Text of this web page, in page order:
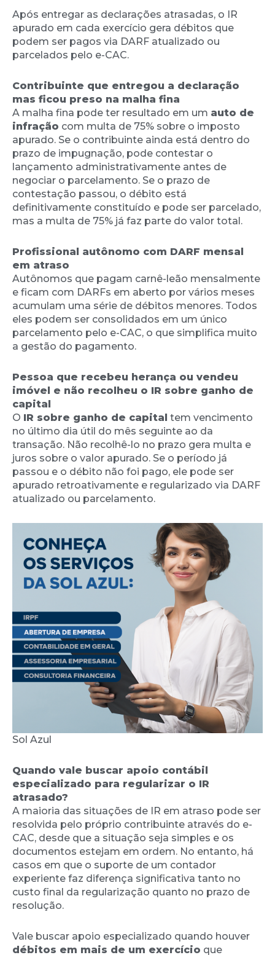
Após entregar as declarações atrasadas, o IR
apurado em cada exercício gera débitos que
podem ser pagos via DARF atualizado ou
parcelados pelo e-CAC.
Contribuinte que entregou a declaração
mas ficou preso na malha fina
A malha fina pode ter resultado em um auto de
infração com multa de 75% sobre o imposto
apurado. Se o contribuinte ainda está dentro do
prazo de impugnação, pode contestar o
lançamento administrativamente antes de
negociar o parcelamento. Se o prazo de
contestação passou, o débito está
definitivamente constituído e pode ser parcelado,
mas a multa de 75% já faz parte do valor total.
Profissional autônomo com DARF mensal
em atraso
Autônomos que pagam carnê-leão mensalmente
e ficam com DARFs em aberto por vários meses
acumulam uma série de débitos menores. Todos
eles podem ser consolidados em um único
parcelamento pelo e-CAC, o que simplifica muito
a gestão do pagamento.
Pessoa que recebeu herança ou vendeu
imóvel e não recolheu o IR sobre ganho de
capital
O IR sobre ganho de capital tem vencimento
no último dia útil do mês seguinte ao da
transação. Não recolhê-lo no prazo gera multa e
juros sobre o valor apurado. Se o período já
passou e o débito não foi pago, ele pode ser
apurado retroativamente e regularizado via DARF
atualizado ou parcelamento.
Sol Azul
Quando vale buscar apoio contábil
especializado para regularizar o IR
atrasado?
A maioria das situações de IR em atraso pode ser
resolvida pelo próprio contribuinte através do e-
CAC, desde que a situação seja simples e os
documentos estejam em ordem. No entanto, há
casos em que o suporte de um contador
experiente faz diferença significativa tanto no
custo final da regularização quanto no prazo de
resolução.
Vale buscar apoio especializado quando houver
débitos em mais de um exercício que